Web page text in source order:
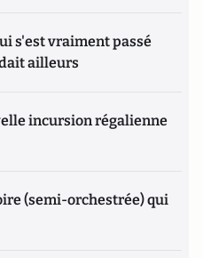
s'est vraiment passé
ailleurs
incursion régalienne
(semi-orchestrée) qui